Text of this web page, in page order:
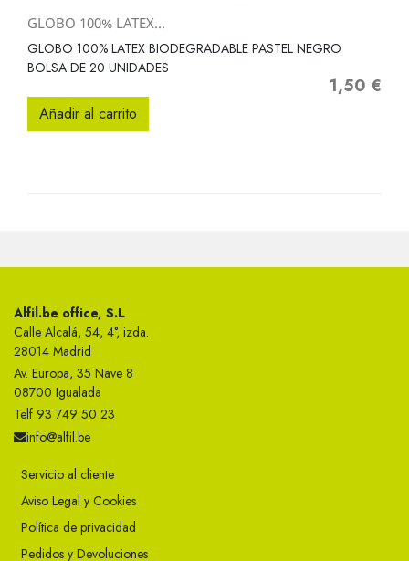
GLOBO 100% LATEX...
GLOBO 100% LATEX BIODEGRADABLE PASTEL NEGRO
BOLSA DE 20 UNIDADES
Precio
1,50 €
Añadir al carrito
Alfil.be office, S.L
Calle Alcalá, 54, 4°, izda.
28014 Madrid
Av. Europa, 35 Nave 8
08700 Igualada
Telf 93 749 50 23
info@alfil.be
Servicio al cliente
Aviso Legal y Cookies
Política de privacidad
Pedidos y Devoluciones